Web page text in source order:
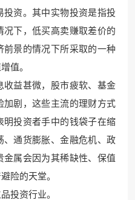
投资。其中实物投资是指投
况下，低买高卖赚取差价的
前景的情况下所采取的一种
值。
收益甚微，股市疲软、基金
加剧，这些主流的理财方式
明投资者手中的钱袋子在缩
通货膨胀、金融危机、 政
金属会因为其稀缺性、保值
险的天堂。
投资行业。